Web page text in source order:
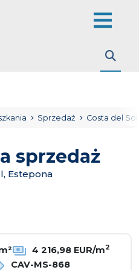
Sprzedaż Costa del Sol
sprzedaż
Estepona
4 216,98 EUR/m2
CAV-MS-868